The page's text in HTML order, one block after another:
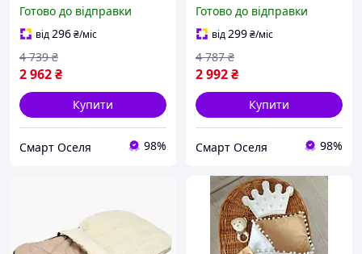
Ricokids SQ-0428
Готово до відправки
від296₴/міс
2 962₴
4 739 ₴
Купити
Смарт Оселя 98%
48 см Elmi SQ-0434
Готово до відправки
від299₴/міс
2 992₴
4 787 ₴
Купити
Смарт Оселя 98%